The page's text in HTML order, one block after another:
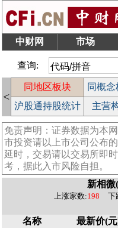
中财网 市场
查询:
<
同地区板块 同概念
沪股通持股统计 主营
免责声明：证券数据为本
市投资请以上市公司公布
延时，交易请以交易所即
考，据此入市风险自担。
新相微
上涨家数:198 下
名称 最新价(